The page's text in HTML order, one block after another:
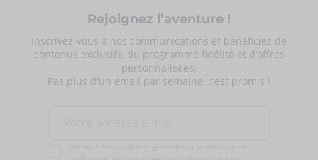
Rejoignez l’aventure !
Inscrivez-vous à nos communications et bénéficiez de
contenus exclusifs, du programme fidélité et d’offres
personnalisées.
Pas plus d'un email par semaine, c’est promis !